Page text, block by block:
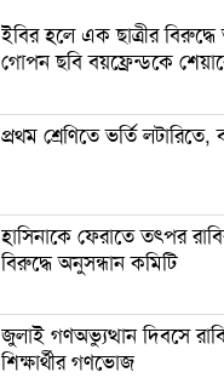
ইবির হলে এক ছাত্রীর
গোপন ছবি বয়ফ্রেন্ডকে
প্রথম শ্রেণিতে ভর্তি
হাসিনাকে ফেরাতে তৎপর
বিরুদ্ধে অনুসন্ধান কমিটি
জুলাই গণঅভ্যুত্থান দিবসে
শিক্ষার্থীর গণভোজ